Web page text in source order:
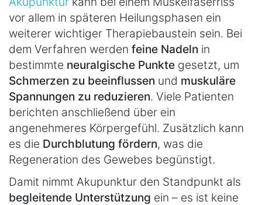
vor allem in späteren Heilungsphasen ein
weiterer wichtiger Therapiebaustein sein. Bei
dem Verfahren werden feine Nadeln in
bestimmte neuralgische Punkte gesetzt, um
Schmerzen zu beeinflussen und muskuläre
Spannungen zu reduzieren. Viele Patienten
berichten anschließend über ein
angenehmeres Körpergefühl. Zusätzlich kann
es die Durchblutung fördern, was die
Regeneration des Gewebes begünstigt.
Damit nimmt Akupunktur den Standpunkt als
begleitende Unterstützung ein – es ist keine